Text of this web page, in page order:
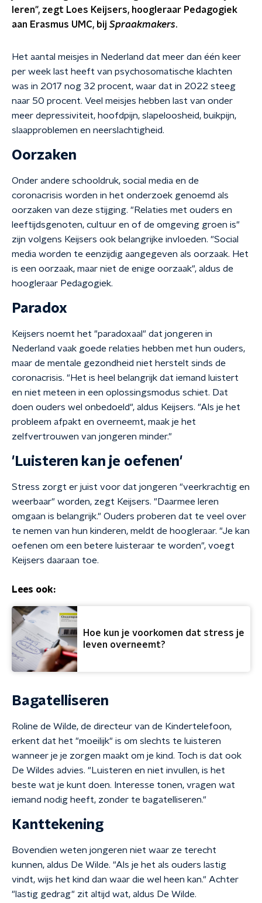
leren", zegt Loes Keijsers, hoogleraar Pedagogiek
aan Erasmus UMC, bij Spraakmakers.
Het aantal meisjes in Nederland dat meer dan één keer
per week last heeft van psychosomatische klachten
was in 2017 nog 32 procent, waar dat in 2022 steeg
naar 50 procent. Veel meisjes hebben last van onder
meer depressiviteit, hoofdpijn, slapeloosheid, buikpijn,
slaapproblemen en neerslachtigheid.
Oorzaken
Onder andere schooldruk, social media en de
coronacrisis worden in het onderzoek genoemd als
oorzaken van deze stijging. "Relaties met ouders en
leeftijdsgenoten, cultuur en of de omgeving groen is"
zijn volgens Keijsers ook belangrijke invloeden. "Social
media worden te eenzijdig aangegeven als oorzaak. Het
is een oorzaak, maar niet de enige oorzaak", aldus de
hoogleraar Pedagogiek.
Paradox
Keijsers noemt het "paradoxaal" dat jongeren in
Nederland vaak goede relaties hebben met hun ouders,
maar de mentale gezondheid niet herstelt sinds de
coronacrisis. "Het is heel belangrijk dat iemand luistert
en niet meteen in een oplossingsmodus schiet. Dat
doen ouders wel onbedoeld", aldus Keijsers. "Als je het
probleem afpakt en overneemt, maak je het
zelfvertrouwen van jongeren minder."
'Luisteren kan je oefenen'
Stress zorgt er juist voor dat jongeren "veerkrachtig en
weerbaar" worden, zegt Keijsers. "Daarmee leren
omgaan is belangrijk." Ouders proberen dat te veel over
te nemen van hun kinderen, meldt de hoogleraar. "Je kan
oefenen om een betere luisteraar te worden", voegt
Keijsers daaraan toe.
Lees ook:
Hoe kun je voorkomen dat stress je
leven overneemt?
Bagatelliseren
Roline de Wilde, de directeur van de Kindertelefoon,
erkent dat het "moeilijk" is om slechts te luisteren
wanneer je je zorgen maakt om je kind. Toch is dat ook
De Wildes advies. "Luisteren en niet invullen, is het
beste wat je kunt doen. Interesse tonen, vragen wat
iemand nodig heeft, zonder te bagatelliseren."
Kanttekening
Bovendien weten jongeren niet waar ze terecht
kunnen, aldus De Wilde. "Als je het als ouders lastig
vindt, wijs het kind dan waar die wel heen kan." Achter
"lastig gedrag" zit altijd wat, aldus De Wilde.